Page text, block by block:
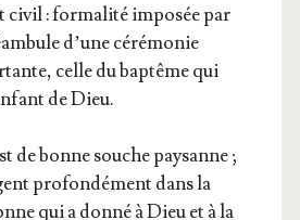
civil : for­ma­li­té impo­sée par
d’une céré­mo­nie
celle du bap­tême qui
de Dieu.
de bonne souche pay­sanne ;
pro­fon­dé­ment dans la
qui a don­né à Dieu et à la